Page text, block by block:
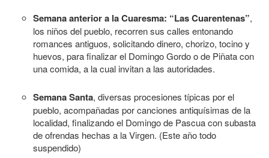
Semana anterior a la Cuaresma: “Las Cuarentenas”,
los niños del pueblo, recorren sus calles entonando
romances antiguos, solicitando dinero, chorizo, tocino y
huevos, para finalizar el Domingo Gordo o de Piñata con
una comida, a la cual invitan a las autoridades.
Semana Santa, diversas procesiones típicas por el
pueblo, acompañadas por canciones antiquísimas de la
localidad, finalizando el Domingo de Pascua con subasta
de ofrendas hechas a la Virgen. (Este año todo
suspendido)